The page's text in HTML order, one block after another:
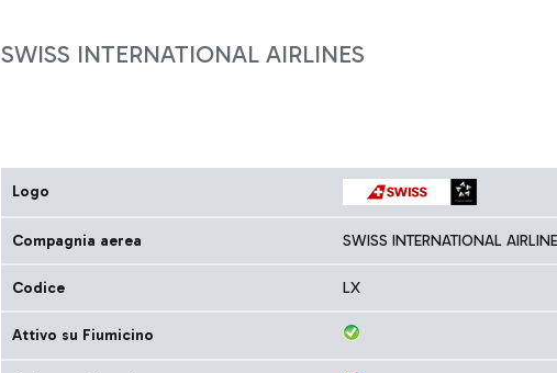
SWISS INTERNATIONAL AIRLINES
Logo
Compagnia aerea SWISS INTERNATIONAL
Codice LX
Attivo su Fiumicino